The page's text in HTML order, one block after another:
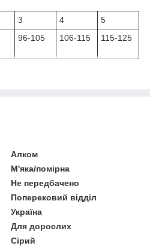
3 4
5
96-105 106-115 115-125
Алком
М'яка/помірна
Не передбачено
Поперековий відділ
Україна
Для дорослих
Сірий